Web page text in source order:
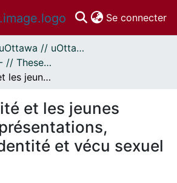
Se connecter
Thèses uOttawa // uOttawa Theses
- Thèses, 2011 - // Theses, 2011 -
La bisexualité et les jeunes adultes : représentations, attitudes, identité et vécu sexuel
et les jeunes
et vécu sexuel